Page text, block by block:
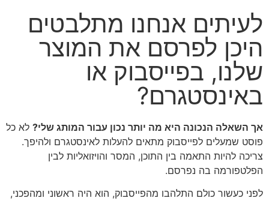
לעיתים אנחנו מתלבטים
היכן לפרסם את המוצר
שלנו, בפייסבוק או
באינסטגרם?
אך השאלה הנכונה היא מה יותר נכון עבור המותג שלי?לא כל
פוסט שמעלים לפייסבוק מתאים להעלות לאינסטגרם ולהיפך.
צריכה להיות התאמה בין התוכן, המסר והויזואליות לבין
הפלטפורמה בה נפרסם.
לפני כעשור כולם התלהבו מהפייסבוק, הוא היה ראשוני ומהפכני,